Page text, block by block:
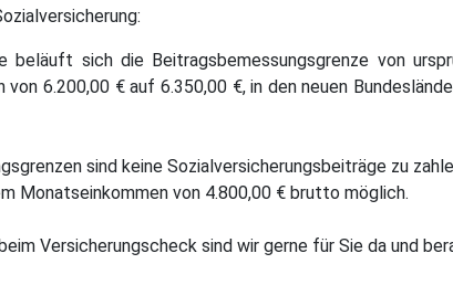
beläuft sich die Beitragsbemessungsgrenze von
6.200,00 € auf 6.350,00 €, in den neuen
sind keine Sozialversicherungsbeiträge zu
Monatseinkommen von 4.800,00 € brutto möglich.
Versicherungscheck sind wir gerne für Sie da und